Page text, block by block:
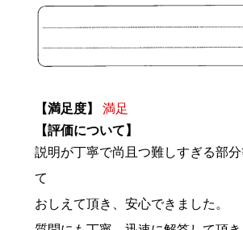
【満足度】
満足
【評価について】
説明が丁寧で尚且つ難しすぎる部
て
おしえて頂き、安心できました。